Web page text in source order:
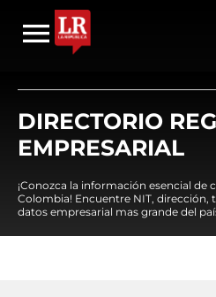
DIRECTORIO
EMPRESARIAL
¡Conozca la información esencial de
Colombia! Encuentre NIT, dirección,
datos empresarial mas grande del